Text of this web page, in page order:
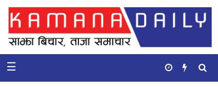
गृहपृष्ठ
समाचार
☰